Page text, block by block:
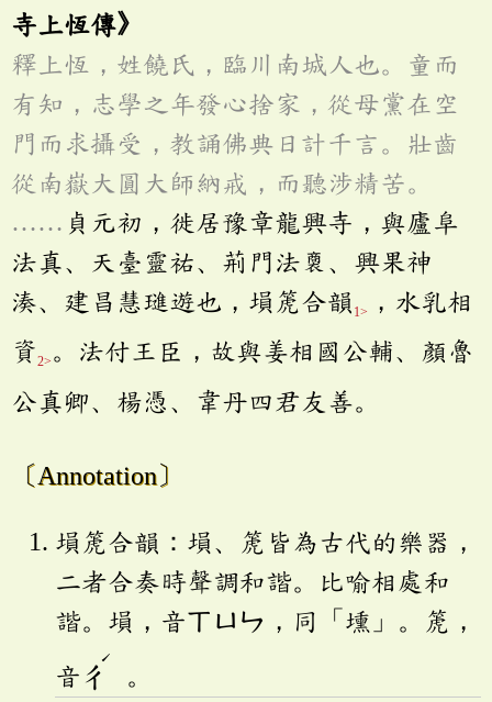
寺上恆傳》
釋上恆，姓饒氏，臨川南城人也。童而
有知，志學之年發心捨家，從母黨在空
門而求攝受，教誦佛典日計千言。壯齒
從南嶽大圓大師納戒，而聽涉精苦。
…… 貞元初，徙居豫章龍興寺，與廬阜
法真、天臺靈祐、荊門法、興果神
湊、建昌慧璡遊也，塤箎合韻 1>
，水乳相
資2> 。法付王臣，故與姜相國公輔、顏魯
公真卿、楊憑、韋丹四君友善。
〔Annotation〕
塤箎合韻：塤、箎皆為古代的樂器，
二者合奏時聲調和諧。比喻相處和
諧。塤，音ㄒㄩㄣ ，同「壎」。箎，
音 ㄔ
ˊ
。